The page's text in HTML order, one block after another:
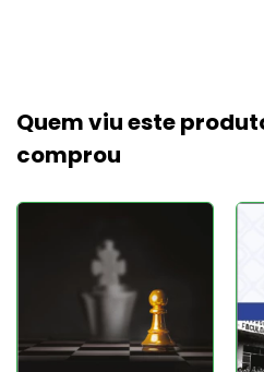
Quem viu este
comprou